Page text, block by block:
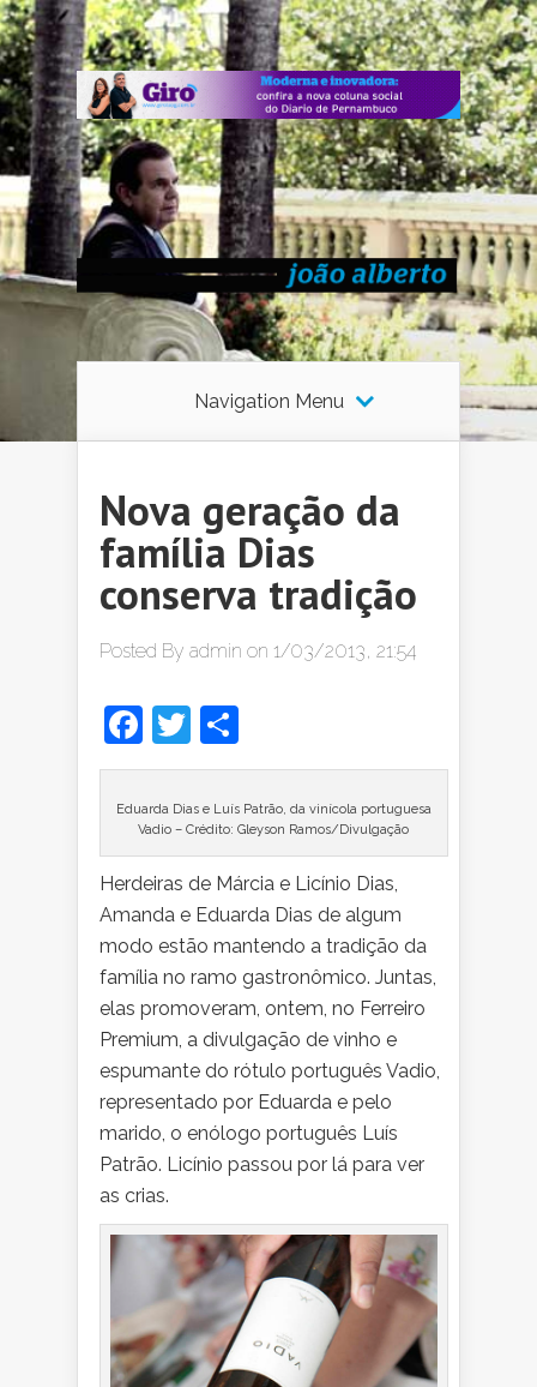
Navigation Menu
Nova geração da
família Dias
conserva tradição
Posted By admin on 1/03/2013, 21:54
Facebook
Twitter
Eduarda Dias e Luís Patrão, da vinícola portuguesa
Vadio – Crédito: Gleyson Ramos/Divulgação
Herdeiras de Márcia e Licínio Dias,
Amanda e Eduarda Dias de algum
modo estão mantendo a tradição da
família no ramo gastronômico. Juntas,
elas promoveram, ontem, no Ferreiro
Premium, a divulgação de vinho e
espumante do rótulo português Vadio,
representado por Eduarda e pelo
marido, o enólogo português Luís
Patrão. Licínio passou por lá para ver
as crias.